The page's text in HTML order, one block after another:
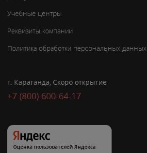
Учебные центры
Реквизиты компании
Политика обработки персональных данных
г. Караганда, Скоро открытие
+7 (800) 600-64-17
Оценка пользователей Яндекса